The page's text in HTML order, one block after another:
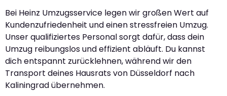
Bei Heinz Umzugsservice legen wir großen Wert auf
Kundenzufriedenheit und einen stressfreien Umzug.
Unser qualifiziertes Personal sorgt dafür, dass dein
Umzug reibungslos und effizient abläuft. Du kannst
dich entspannt zurücklehnen, während wir den
Transport deines Hausrats von Düsseldorf nach
Kaliningrad übernehmen.